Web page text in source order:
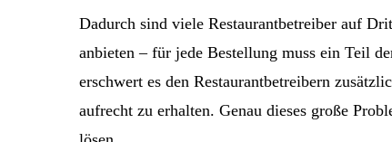
Dadurch sind viele Restaurantbetreiber auf
anbieten – für jede Bestellung muss ein Teil
erschwert es den Restaurantbetreibern
aufrecht zu erhalten. Genau dieses große